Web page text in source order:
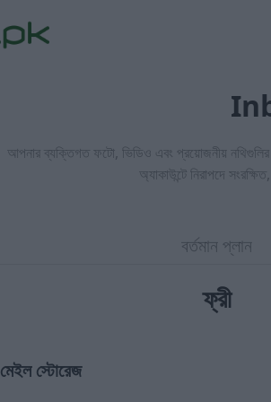
আপনার ব্যক্তিগত ফটো, ভিডিও এবং প্রয়োজনীয়
অ্যাকাউন্টে নিরাপদে
বর্তমান প্লান
ফ্রী
মেইল স্টোরেজ